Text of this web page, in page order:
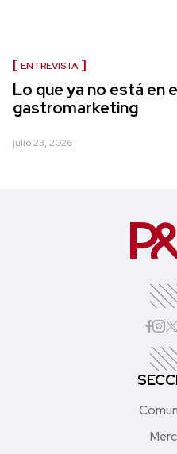
ENTREVISTA
Lo que ya no está en
gastromarketing
julio 23, 2026